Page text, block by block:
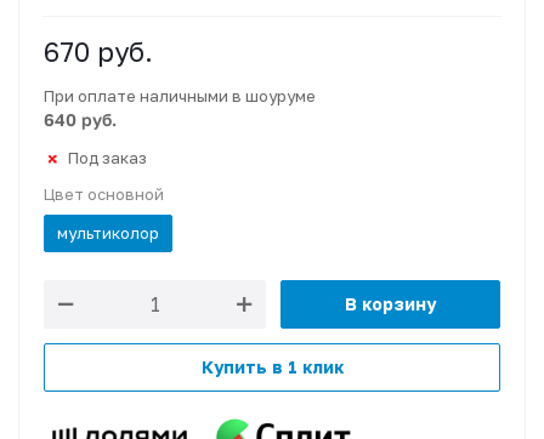
670 руб.
При оплате наличными в шоуруме
640 руб.
Под заказ
Цвет основной
мультиколор
В корзину
Купить в 1 клик